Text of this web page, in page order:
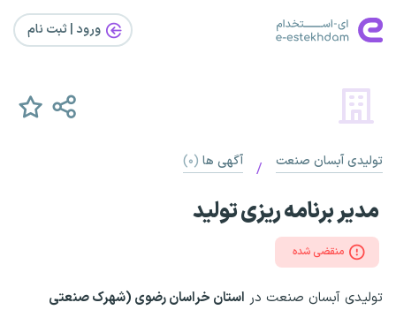
ورود | ثبت‌ نام
تولیدی آبسان صنعت / آگهی ها (۰)
مدیر برنامه ریزی تولید
منقضی شده
تولیدی آبسان صنعت در استان خراسان رضوی (شهرک صنعتی